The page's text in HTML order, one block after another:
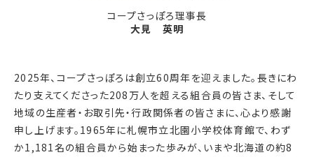
コープさっぽろ理事長
大見 英明
2025年、コープさっぽろは創立60周年を迎えました。長きにわ
たり支えてくださった208万人を超える組合員の皆さま、そして
地域の生産者・お取引先・行政関係者の皆さまに、心より感謝
申し上げます。1965年に札幌市立北園小学校体育館で、わず
か1,181名の組合員から始まった歩みが、いまや北海道の約8